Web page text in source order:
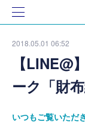
2018.05.01 06:52
【LINE@
ーク「財布
いつもご覧いただ